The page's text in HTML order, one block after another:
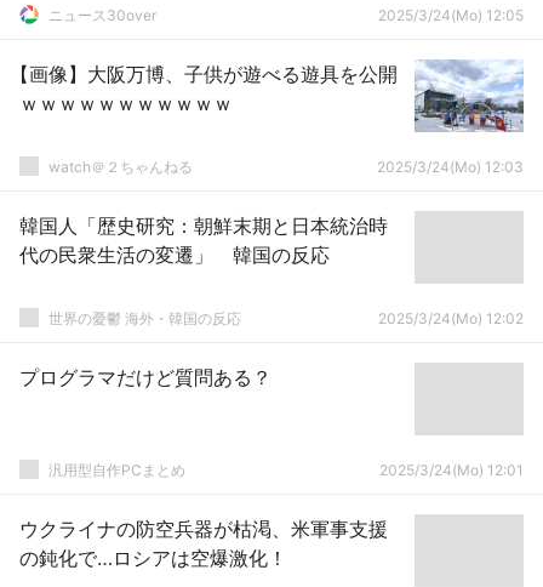
ニュース30over 2025/3/24(Mo) 12:05
【画像】大阪万博、子供が遊べる遊具を公開
ｗｗｗｗｗｗｗｗｗｗｗ
watch＠２ちゃんねる 2025/3/24(Mo) 12:03
韓国人「歴史研究：朝鮮末期と日本統治時
代の民衆生活の変遷」 韓国の反応
世界の憂鬱 海外・韓国の反応 2025/3/24(Mo) 12:02
プログラマだけど質問ある？
汎用型自作PCまとめ 2025/3/24(Mo) 12:01
ウクライナの防空兵器が枯渇、米軍事支援
の鈍化で…ロシアは空爆激化！